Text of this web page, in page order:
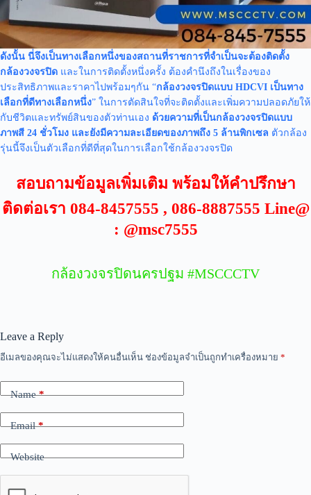
ดังนั้น นี่จึงเป็นทางเลือกหนึ่งของสถานที่ราชการที่จำเป็นจะต้องติดตั้ง
กล้องวงจรปิด และในการติดตั้งหนึ่งครั้ง ต้องคำนึงถึงในเรื่องของ
ประสิทธิภาพและราคาไปพร้อมๆกัน “กล้องวงจรปิดแบบ HDCVI เป็นทาง
เลือกที่ดีทางเลือกหนึ่ง” ในการตัดสินใจที่จะติดตั้งและเพิ่มความปลอดภัยให้
กับชีวิตและทรัพย์สินของตัวท่านเอง ด้วยความที่เป็นกล้องวงจรปิดแบบ
ภาพสี 24 ชั่วโมง และยังมีความละเอียดของภาพถึง 5 ล้านพิกเซล ตัวกล้อง
รุ่นนี้จึงเป็นตัวเลือกที่ดีที่สุดในการเลือกใช้กล้องวงจรปิด
สอบถามข้อมูลเพิ่มเติม พร้อมให้คำปรึกษา
ติดต่อเรา 084-8457555 , 086-8887555 Line@
: @msc7555
กล้องวงจรปิดนครปฐม #MSCCCTV
Leave a Reply
อีเมลของคุณจะไม่แสดงให้คนอื่นเห็น ช่องข้อมูลจำเป็นถูกทำเครื่องหมาย *
Name*
Email*
Website